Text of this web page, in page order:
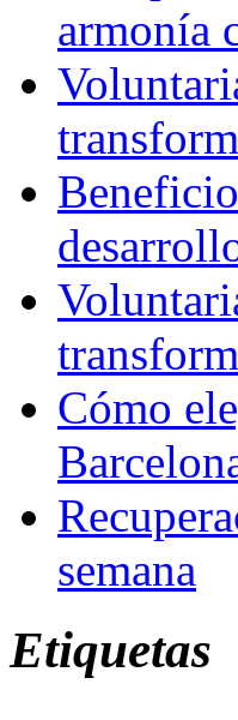
armonía
Cómo
semana
Etiquetas